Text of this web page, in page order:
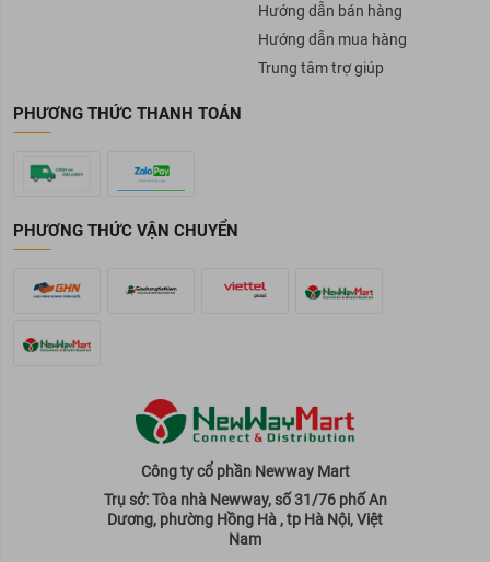
Hướng dẫn bán hàng
Hướng dẫn mua hàng
Trung tâm trợ giúp
PHƯƠNG THỨC THANH TOÁN
PHƯƠNG THỨC VẬN CHUYỂN
Công ty cổ phần Newway Mart
Trụ sở: Tòa nhà Newway, số 31/76 phố An
Dương, phường Hồng Hà , tp Hà Nội, Việt
Nam